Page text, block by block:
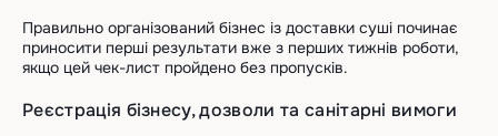
Правильно організований бізнес із доставки суші починає
приносити перші результати вже з перших тижнів роботи,
якщо цей чек-лист пройдено без пропусків.
Реєстрація бізнесу, дозволи та санітарні вимоги